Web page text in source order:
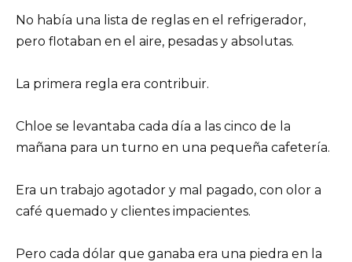
No había una lista de reglas en el refrigerador,
pero flotaban en el aire, pesadas y absolutas.
La primera regla era contribuir.
Chloe se levantaba cada día a las cinco de la
mañana para un turno en una pequeña cafetería.
Era un trabajo agotador y mal pagado, con olor a
café quemado y clientes impacientes.
Pero cada dólar que ganaba era una piedra en la